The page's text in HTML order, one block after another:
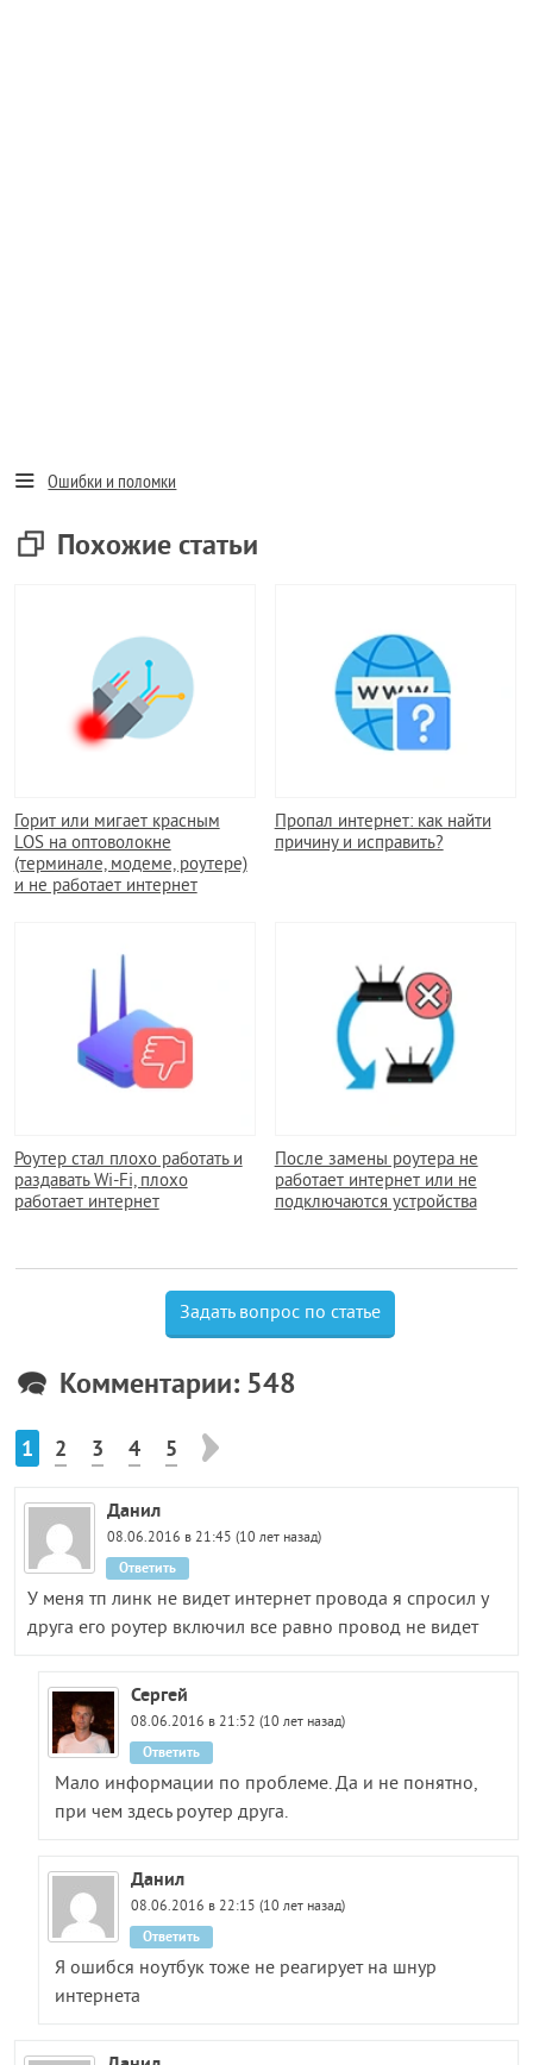
Ошибки и поломки
Похожие статьи
Горит или мигает красным
LOS на оптоволокне
(терминале, модеме, роутере)
и не работает интернет
Пропал интернет: как найти
причину и исправить?
Роутер стал плохо работать и
раздавать Wi-Fi, плохо
работает интернет
После замены роутера не
работает интернет или не
подключаются устройства
Задать вопрос по статье
Комментарии: 548
1 2 3 4 5
Данил
08.06.2016 в 21:45 (10 лет назад)
У меня тп линк не видет интернет провода я спросил у
друга его роутер включил все равно провод не видет
Ответить
Сергей
08.06.2016 в 21:52 (10 лет назад)
Мало информации по проблеме. Да и не понятно,
при чем здесь роутер друга.
Ответить
Данил
08.06.2016 в 22:15 (10 лет назад)
Я ошибся ноутбук тоже не реагирует на шнур
интернета
Ответить